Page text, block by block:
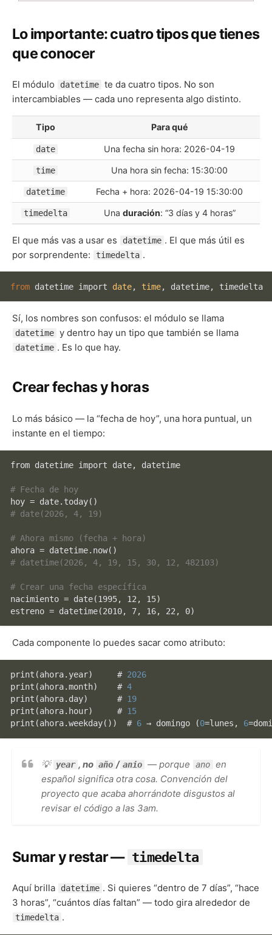
Lo importante: cuatro tipos que tienes
que conocer
El módulo datetime te da cuatro tipos. No son
intercambiables — cada uno representa algo distinto.
Tipo Para qué
date Una fecha sin hora: 2026-04-19
time Una hora sin fecha: 15:30:00
datetime Fecha + hora: 2026-04-19 15:30:00
timedelta Una duración: “3 días y 4 horas”
El que más vas a usar es datetime . El que más útil es
por sorprendente:
timedelta .
from datetime import date, time
Sí, los nombres son confusos: el módulo se llama
datetime y dentro hay un tipo que también se llama
datetime . Es lo que hay.
Crear fechas y horas
Lo más básico — la “fecha de hoy”, una hora puntual, un
instante en el tiempo:
from datetime import date, datetime
# Fecha de hoy
# date(2026, 4, 19)
# Ahora mismo (fecha + hora)
# datetime(2026, 4, 19, 15, 30, 12, 482103)
# Crear una fecha específica
nacimiento = date(1995, 12, 15)
Cada componente lo puedes sacar como atributo:
print (ahora.year)     # 2026
print (ahora.month)    # 4
print (ahora.day)      # 19
print (ahora.hour)     # 15
print (ahora.weekday())  # 6 → domingo (0=lunes, 6
💡 year , no año / anio — porque ano en
español significa otra cosa. Convención del
proyecto que acaba ahorrándote disgustos al
revisar el código a las 3am.
Sumar y restar — timedelta
Aquí brilla datetime . Si quieres “dentro de 7 días”, “hace
3 horas”, “cuántos días faltan” — todo gira alrededor de
timedelta .